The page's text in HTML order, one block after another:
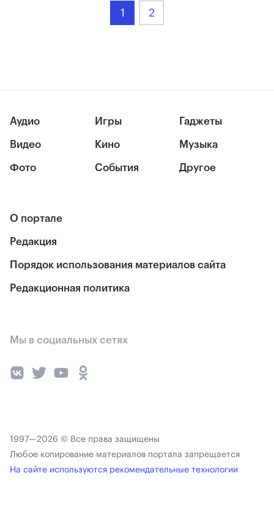
1 2
Аудио
Видео
Фото
Игры
Кино
События
Гаджеты
Музыка
Другое
О портале
Редакция
Порядок использования материалов сайта
Редакционная политика
Мы в социальных сетях
1997—2026 © Все права защищены
Любое копирование материалов портала запрещается
На сайте используются рекомендательные технологии